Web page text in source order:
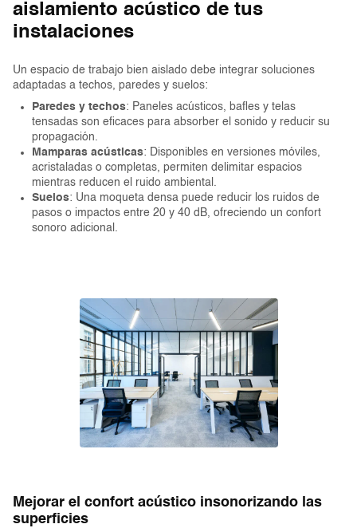
aislamiento acústico de tus
instalaciones
Un espacio de trabajo bien aislado debe integrar soluciones
adaptadas a techos, paredes y suelos:
Paredes y techos: Paneles acústicos, bafles y telas
tensadas son eficaces para absorber el sonido y reducir su
propagación.
Mamparas acústicas: Disponibles en versiones móviles,
acristaladas o completas, permiten delimitar espacios
mientras reducen el ruido ambiental.
Suelos: Una moqueta densa puede reducir los ruidos de
pasos o impactos entre 20 y 40 dB, ofreciendo un confort
sonoro adicional.
Mejorar el confort acústico insonorizando las
superficies